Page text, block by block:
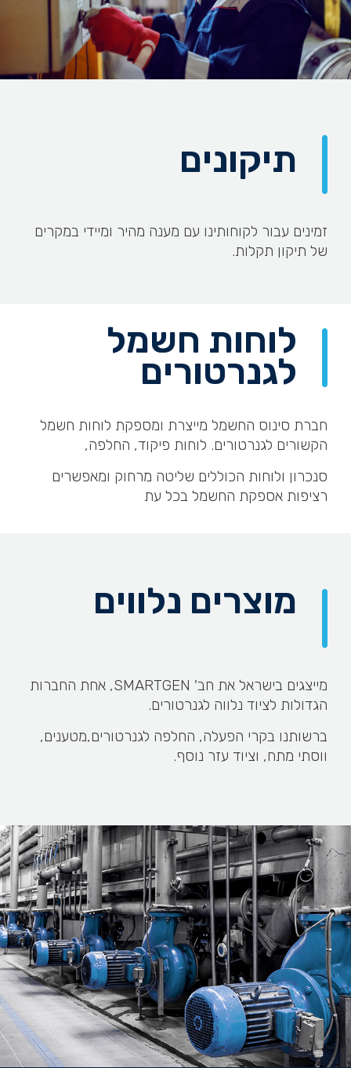
תיקונים
זמינים עבור לקוחותינו עם מענה מהיר ומיידי במקרים
של תיקון תקלות.
לוחות חשמל
לגנרטורים
חברת סינוס החשמל מייצרת ומספקת לוחות חשמל
הקשורים לגנרטורים. לוחות פיקוד, החלפה,
סנכרון ולוחות הכוללים שליטה מרחוק ומאפשרים
רציפות אספקת החשמל בכל עת
מוצרים נלווים
מייצגים בישראל את חב' SMARTGEN, אחת החברות
הגדולות לציוד נלווה לגנרטורים.
ברשותנו בקרי הפעלה, החלפה לגנרטורים,מטענים,
ווסתי מתח, וציוד עזר נוסף.